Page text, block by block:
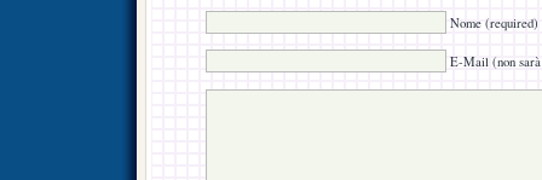
Nome (required)
E-Mail (non